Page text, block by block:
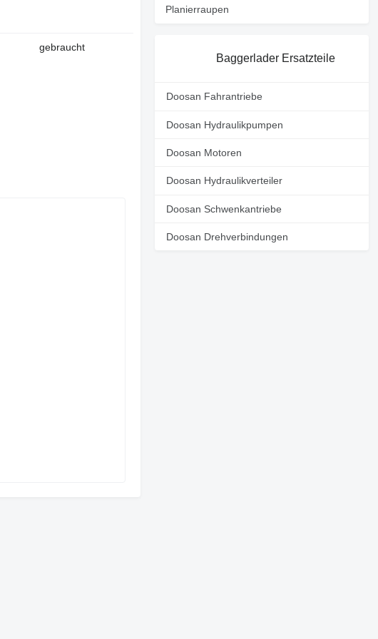
gebraucht
Planierraupen
Baggerlader Ersatzteile
Doosan Fahrantriebe
Doosan Hydraulikpumpen
Doosan Motoren
Doosan Hydraulikverteiler
Doosan Schwenkantriebe
Doosan Drehverbindungen